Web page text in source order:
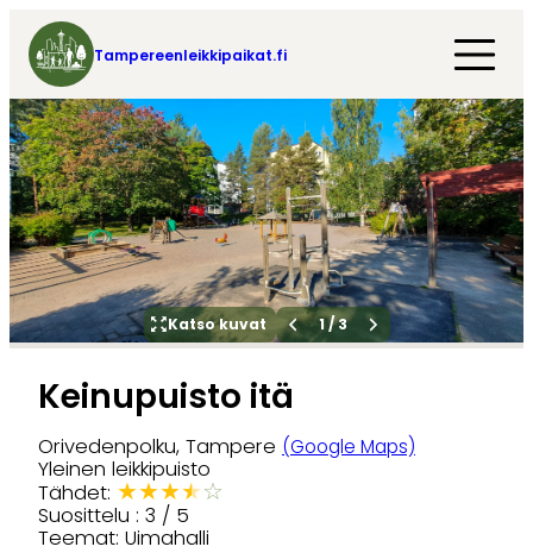
Tampereenleikkipaikat.fi
Katso kuvat 1/3
Keinupuisto itä
Orivedenpolku, Tampere (Google Maps)
Yleinen leikkipuisto
Tähdet: ★★★★☆
Suosittelu : 3 / 5
Teemat: Uimahalli